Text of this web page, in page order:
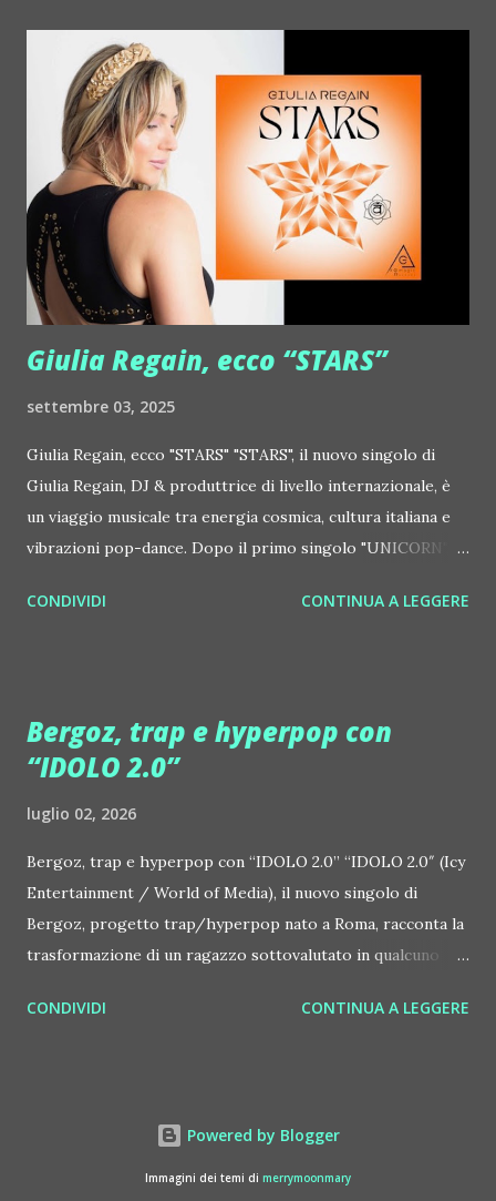
Deian :: http://www.myspace.com/deiansong Dixon ::
http://www.myspace.com/justdixon Frivolous ::
http://www.myspace.com/frivolouslive Frost ::
http://www.myspace.com/frostnorway Gonzales ::
http://www.myspace.com/gonzpiration Italian Laptop
Orchestra feat. Alessio Bertallot Jimmy Edgar ::
http://www.myspace.com/colorstrip Jon Hopkins ::
http://www.myspace.com/jonhopkins Le Luci della
Centrale Elettrica Loco Dice ::
http://www.myspace.com/locod...
Giulia Regain, ecco “STARS”
settembre 03, 2025
Giulia Regain, ecco "STARS" "STARS", il nuovo singolo di
Giulia Regain, DJ & produttrice di livello internazionale, è
un viaggio musicale tra energia cosmica, cultura italiana e
vibrazioni pop-dance. Dopo il primo singolo "UNICORN",
seconda release intitolata "STARS", interpretata dalla voce
tra Giulia Regain e Dhany, già insieme in precedenti
produzioni come "My Memories" (Universal) e "We Are
connessione universale: un invito a riscoprire la nostra
natura di starseed, figli delle stelle, capaci di portare luce,
creatività ed empatia nel mondo. Con "STARS" Giulia Regain
porta avanti la sua visione musicale che fonde dance
internazionale, a...
CONDIVIDI CONTINUA A LEGGERE
Bergoz, trap e hyperpop con
“IDOLO 2.0”
luglio 02, 2026
Bergoz, trap e hyperpop con “IDOLO 2.0” “IDOLO 2.0″ (Icy
Entertainment / World of Media), il nuovo singolo di
Bergoz, progetto trap/hyperpop nato a Roma, racconta la
trasformazione di un ragazzo sottovalutato in qualcuno
immagina nella sua testa. La traccia unisce energia
controllo, critica degli altri e bisogno costante di superarsi.
Il fulcro del brano è la dualità centrale del mondo Bergoz:
CONDIVIDI CONTINUA A LEGGERE
Powered by Blogger
Immagini dei temi di merrymoonmary